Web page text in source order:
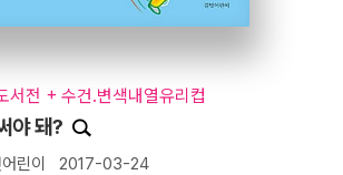
서전 + 수건.변색내열유리컵
야 돼?
린이 2017-03-24